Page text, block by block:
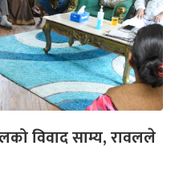
विवाद साम्य, रावलले